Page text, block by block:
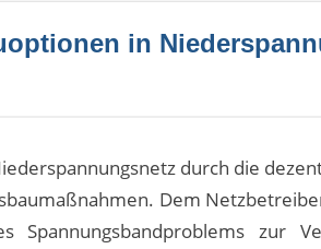
in
durch die
Dem
Spannungsbandproblems zur